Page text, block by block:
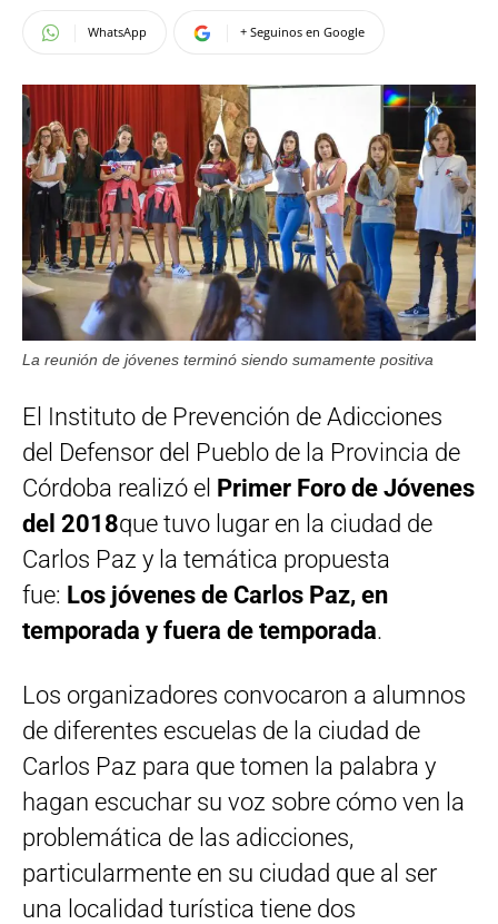
WhatsApp + Seguinos en Google
La reunión de jóvenes terminó siendo sumamente positiva
El Instituto de Prevención de Adicciones
del Defensor del Pueblo de la Provincia de
Córdoba realizó el Primer Foro de Jóvenes
del 2018que tuvo lugar en la ciudad de
Carlos Paz y la temática propuesta
fue: Los jóvenes de Carlos Paz, en
temporada y fuera de temporada.
Los organizadores convocaron a alumnos
de diferentes escuelas de la ciudad de
Carlos Paz para que tomen la palabra y
hagan escuchar su voz sobre cómo ven la
problemática de las adicciones,
particularmente en su ciudad que al ser
una localidad turística tiene dos